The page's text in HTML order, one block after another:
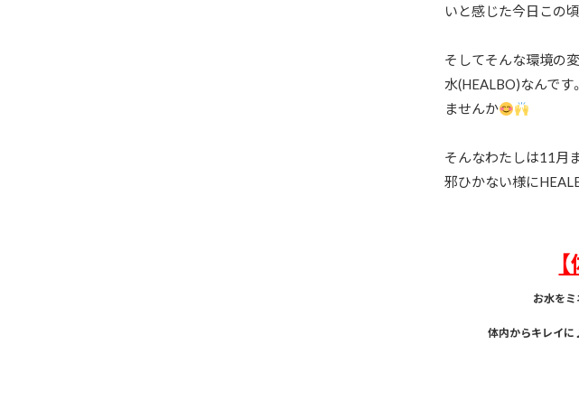
いと感じた今日この
そしてそんな環境の
水(HEALBO)なんで
ませんか
そんなわたしは11月
邪ひかない様に
お水を
体内からキレイ